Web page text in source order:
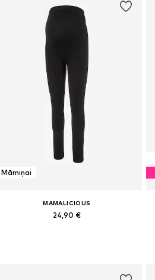
Māmiņai
MAMALICIOUS
24,90 €